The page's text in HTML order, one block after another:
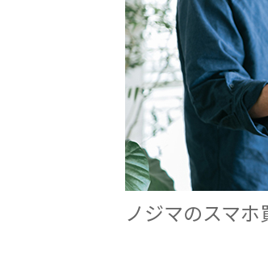
ノジマのスマホ